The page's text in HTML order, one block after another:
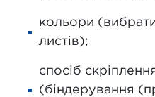
кольори
листів);
спосіб
(біндерування